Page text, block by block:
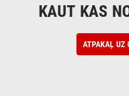
KAUT KAS
ATPAKAĻ UZ